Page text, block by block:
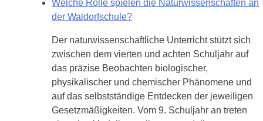
Welche Rolle spielen die Naturwissenschaften an
der Waldorfschule?
Der naturwissenschaftliche Unterricht stützt sich
zwischen dem vierten und achten Schuljahr auf
das präzise Beobachten biologischer,
physikalischer und chemischer Phänomene und
auf das selbstständige Entdecken der jeweiligen
Gesetzmäßigkeiten. Vom 9. Schuljahr an treten